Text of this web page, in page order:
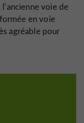
l’ancienne voie de
en voie
agréable pour